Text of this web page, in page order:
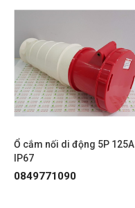
Ổ cắm nối di động 5P 125A
IP67
0849771090